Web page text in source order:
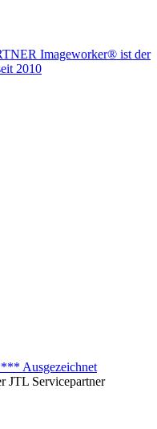
JTL Servicepartner